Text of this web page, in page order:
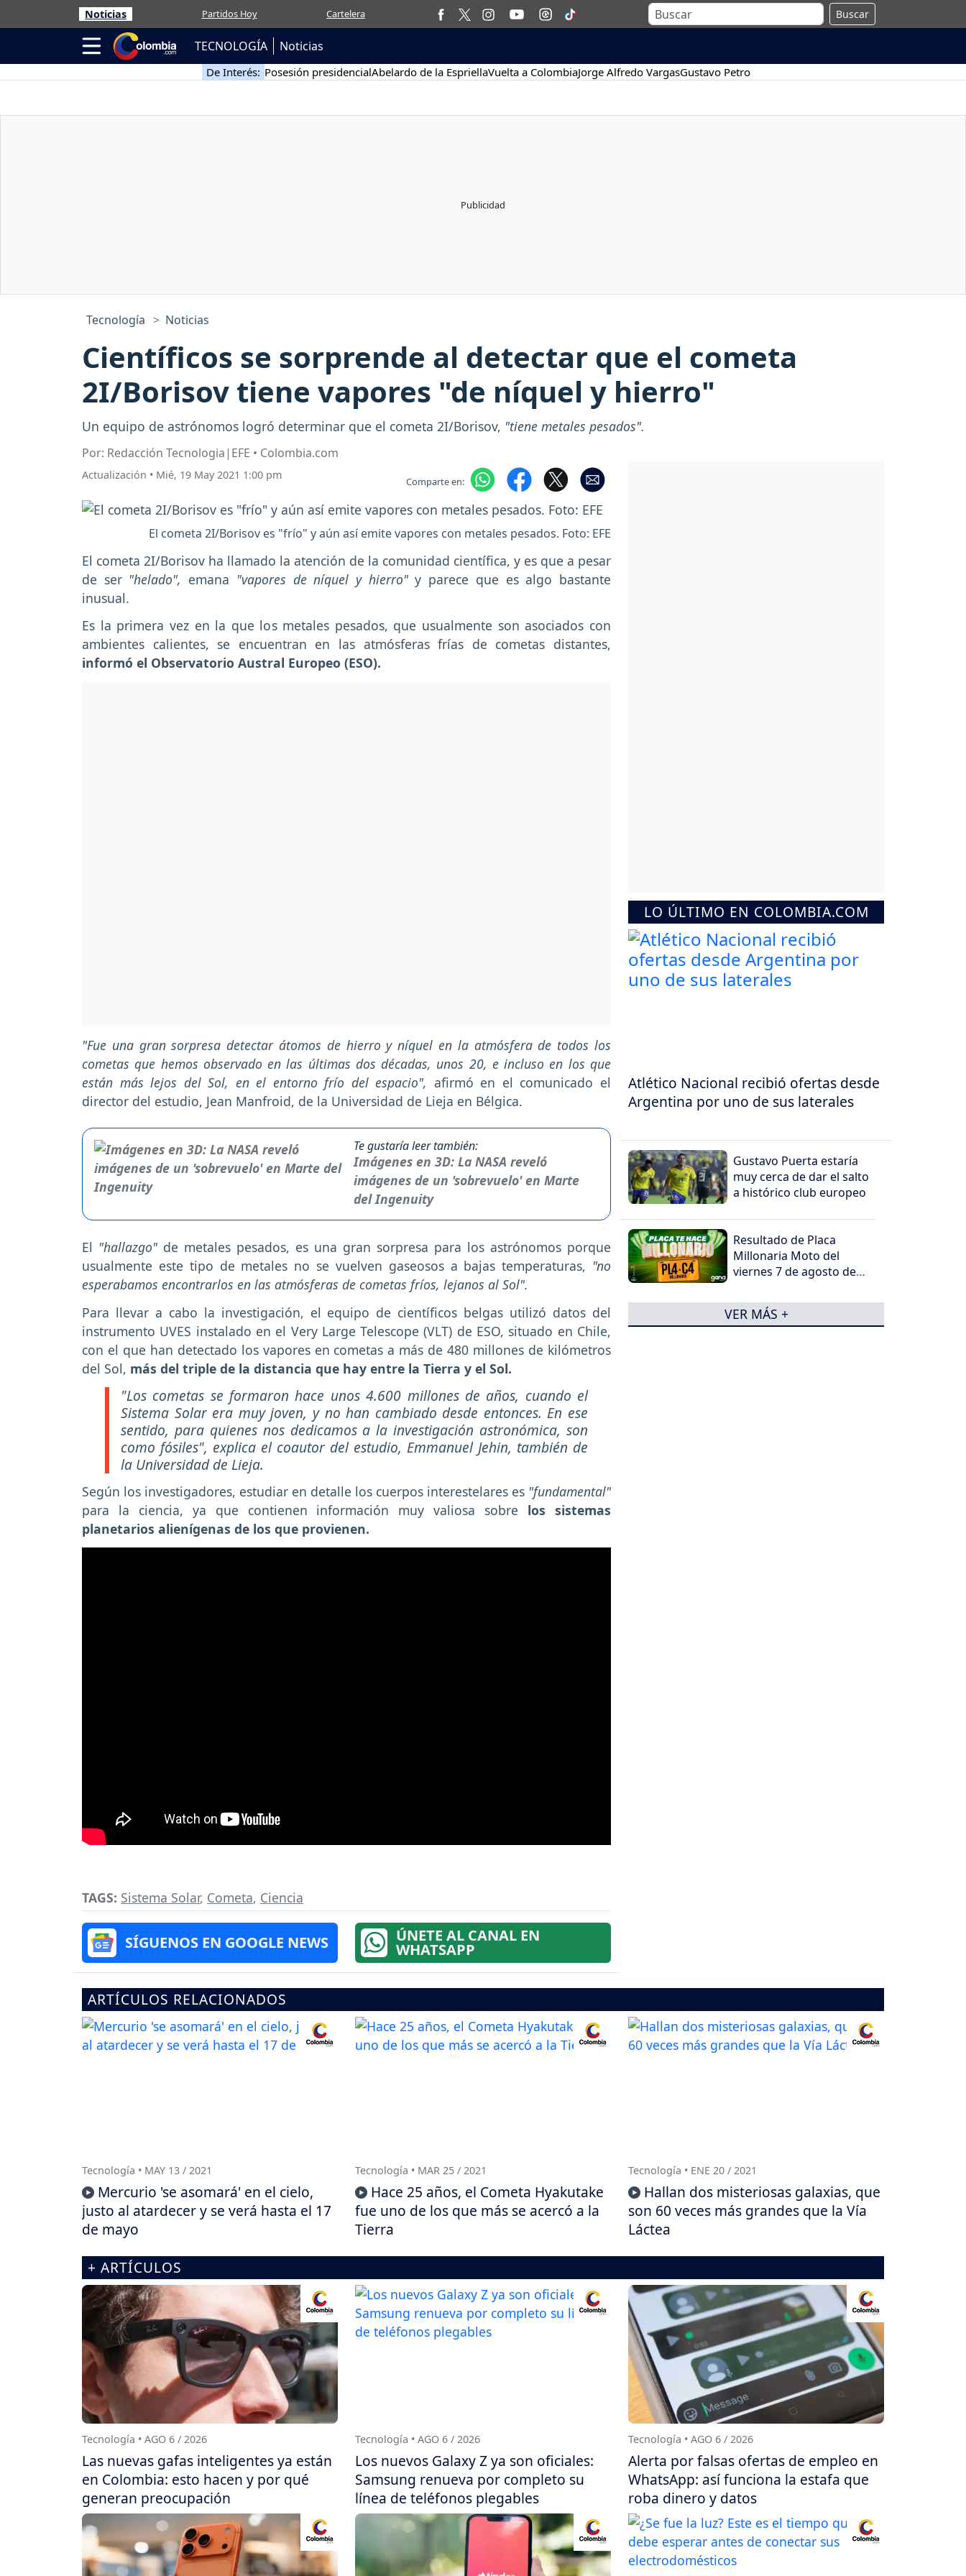
Noticias Partidos Hoy Cartelera Buscar
TECNOLOGÍA Noticias
De Interés: Posesión presidencialAbelardo de la EspriellaVuelta a ColombiaJorge Alfredo VargasGustavo Petro
Tecnología Noticias
Científicos se sorprende al detectar que el cometa
2I/Borisov tiene vapores "de níquel y hierro"
Un equipo de astrónomos logró determinar que el cometa 2I/Borisov, "tiene metales pesados".
Por: Redacción Tecnologia|EFE • Colombia.com
Actualización • Mié, 19 May 2021 1:00 pm Comparte en:
El cometa 2I/Borisov es "frío" y aún así emite vapores con metales pesados. Foto: EFE
El cometa 2I/Borisov ha llamado la atención de la comunidad científica, y es que a pesar
de ser "helado", emana "vapores de níquel y hierro"y parece que es algo bastante
inusual.
Es la primera vez en la que los metales pesados, que usualmente son asociados con
ambientes calientes, se encuentran en las atmósferas frías de cometas distantes,
informó el Observatorio Austral Europeo (ESO).
"Fue una gran sorpresa detectar átomos de hierro y níquel en la atmósfera de todos los
cometas que hemos observado en las últimas dos décadas, unos 20, e incluso en los que
están más lejos del Sol, en el entorno frío del espacio", afirmó en el comunicado el
director del estudio, Jean Manfroid, de la Universidad de Lieja en Bélgica.
Te gustaría leer también:
Imágenes en 3D: La NASA reveló
imágenes de un 'sobrevuelo' en Marte
del Ingenuity
El "hallazgo" de metales pesados, es una gran sorpresa para los astrónomos porque
usualmente este tipo de metales no se vuelven gaseosos a bajas temperaturas, "no
esperabamos encontrarlos en las atmósferas de cometas fríos, lejanos al Sol".
Para llevar a cabo la investigación, el equipo de científicos belgas utilizó datos del
instrumento UVES instalado en el Very Large Telescope (VLT) de ESO, situado en Chile,
con el que han detectado los vapores en cometas a más de 480 millones de kilómetros
del Sol, más del triple de la distancia que hay entre la Tierra y el Sol.
"Los cometas se formaron hace unos 4.600 millones de años, cuando el
Sistema Solar era muy joven, y no han cambiado desde entonces. En ese
sentido, para quienes nos dedicamos a la investigación astronómica, son
como fósiles", explica el coautor del estudio, Emmanuel Jehin, también de
la Universidad de Lieja.
Según los investigadores, estudiar en detalle los cuerpos interestelares es "fundamental"
para la ciencia, ya que contienen información muy valiosa sobre los sistemas
planetarios alienígenas de los que provienen.
TAGS: Sistema Solar, Cometa, Ciencia
SÍGUENOS EN GOOGLE NEWS ÚNETE AL CANAL EN
WHATSAPP
LO ÚLTIMO EN COLOMBIA.COM
Atlético Nacional recibió ofertas desde
Argentina por uno de sus laterales
Gustavo Puerta estaría
muy cerca de dar el salto
a histórico club europeo
Resultado de Placa
Millonaria Moto del
viernes 7 de agosto de
VER MÁS +
ARTÍCULOS RELACIONADOS
Tecnología • MAY 13 / 2021
Mercurio 'se asomará' en el cielo,
justo al atardecer y se verá hasta el 17
de mayo
Tecnología • MAR 25 / 2021
Hace 25 años, el Cometa Hyakutake
fue uno de los que más se acercó a la
Tierra
Tecnología • ENE 20 / 2021
Hallan dos misteriosas galaxias, que
son 60 veces más grandes que la Vía
Láctea
+ ARTÍCULOS
Tecnología • AGO 6 / 2026
Las nuevas gafas inteligentes ya están
en Colombia: esto hacen y por qué
generan preocupación
Tecnología • AGO 6 / 2026
Los nuevos Galaxy Z ya son oficiales:
Samsung renueva por completo su
línea de teléfonos plegables
Tecnología • AGO 6 / 2026
Alerta por falsas ofertas de empleo en
WhatsApp: así funciona la estafa que
roba dinero y datos